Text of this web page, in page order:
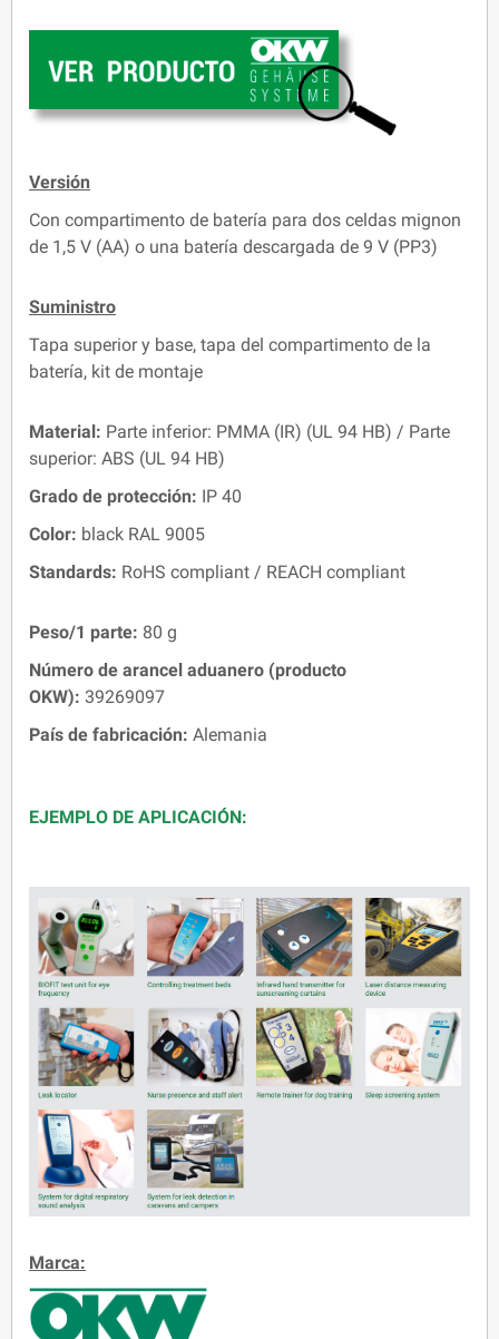
Versión
Con compartimento de batería para dos celdas mignon
de 1,5 V (AA) o una batería descargada de 9 V (PP3)
Suministro
Tapa superior y base, tapa del compartimento de la
batería, kit de montaje
Material: Parte inferior: PMMA (IR) (UL 94 HB) / Parte
superior: ABS (UL 94 HB)
Grado de protección: IP 40
Color: black RAL 9005
Standards: RoHS compliant / REACH compliant
Peso/1 parte: 80 g
Número de arancel aduanero (producto
OKW): 39269097
País de fabricación: Alemania
EJEMPLO DE APLICACIÓN:
Marca: